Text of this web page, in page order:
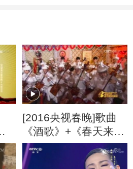
峰
[2016央视春晚]歌曲
《酒歌》+《春天来
了》+《守望相助》
（字幕版）